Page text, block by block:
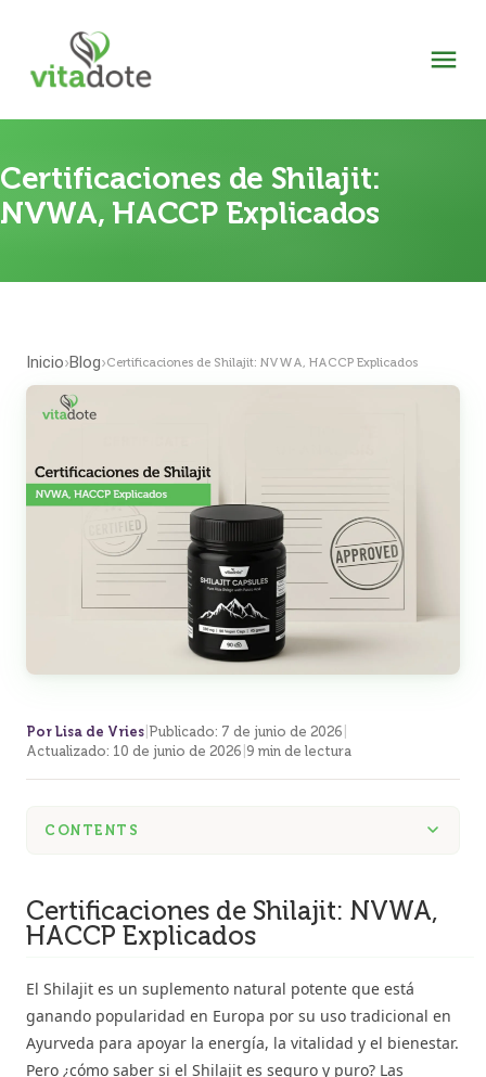
Certificaciones de Shilajit:
NVWA, HACCP Explicados
Inicio›Blog›Certificaciones de Shilajit: NVWA, HACCP Explicados
Por Lisa de Vries Publicado: 7 de junio de 2026
Actualizado: 10 de junio de 2026 9 min de lectura
CONTENTS
Certificaciones de Shilajit: NVWA,
HACCP Explicados
El Shilajit es un suplemento natural potente que está
ganando popularidad en Europa por su uso tradicional en
Ayurveda para apoyar la energía, la vitalidad y el bienestar.
Pero ¿cómo saber si el Shilajit es seguro y puro? Las